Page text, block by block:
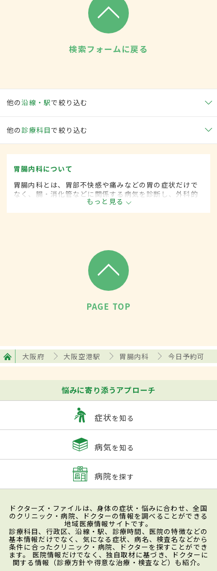
検索フォームに戻る
他の沿線・駅で絞り込む
他の 診療科目で絞り込む
胃腸内科について
胃腸内科とは、胃部不快感や痛みなどの胃の症状だけで
なく、腸・消化管などに関係する病気を診断し、外科的
処置によらずに治療する内科の一領域です。平成20年4
月の制度改正前は、胃腸科と呼ばれていました。
もっと見る
PAGE TOP
大阪府 大阪空港駅 胃腸内科 今日予約可
悩みに寄り添うアプローチ
症状を知る
病気を知る
病院を探す
ドクターズ・ファイルは、身体の症状・悩みに合わせ、全国
のクリニック・病院、ドクターの情報を調べることができる
地域医療情報サイトです。
診療科目、行政区、沿線・駅、診療時間、医院の特徴などの
基本情報だけでなく、気になる症状、病名、検査名などから
条件に合ったクリニック・病院、ドクターを探すことができ
ます。 医院情報だけでなく、独自取材に基づき、ドクターに
関する情報（診療方針や得意な治療・検査など）も紹介。